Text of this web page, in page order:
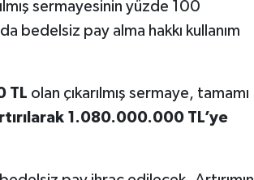
sermayesinin yüzde 100
bedelsiz pay alma hakkı kullanım
TL olan çıkarılmış sermaye, tamamı
1.080.000.000 TL’ye